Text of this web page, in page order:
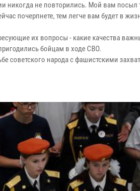
никогда не повторились. Мой вам посыл
почерпнете, тем легче вам будет в
их вопросы - какие качества
бойцам в ходе СВО.
советского народа с фашистскими